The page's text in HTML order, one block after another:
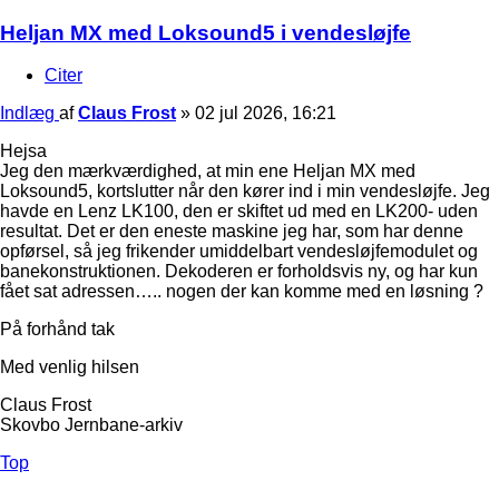
Heljan MX med Loksound5 i vendesløjfe
Citer
Indlæg afClaus Frost » 02 jul 2026, 16:21
Hejsa
Jeg den mærkværdighed, at min ene Heljan MX med
Loksound5, kortslutter når den kører ind i min vendesløjfe. Jeg
havde en Lenz LK100, den er skiftet ud med en LK200- uden
resultat. Det er den eneste maskine jeg har, som har denne
opførsel, så jeg frikender umiddelbart vendesløjfemodulet og
banekonstruktionen. Dekoderen er forholdsvis ny, og har kun
fået sat adressen….. nogen der kan komme med en løsning ?
På forhånd tak
Med venlig hilsen
Claus Frost
Skovbo Jernbane-arkiv
Top